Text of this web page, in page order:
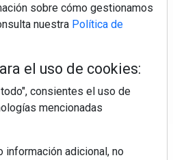
a contenidos
sobre cómo gestionamos
nuestra Política de
el uso de cookies:
consientes el uso de
mencionadas
información adicional, no